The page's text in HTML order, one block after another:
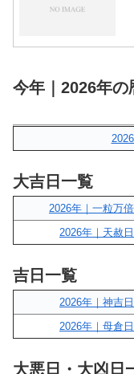
今年｜2026年の
大吉日一覧
2026年｜一粒万倍
2026年｜天赦日
吉日一覧
2026年｜神吉日
2026年｜母倉日
大悪日・大凶日